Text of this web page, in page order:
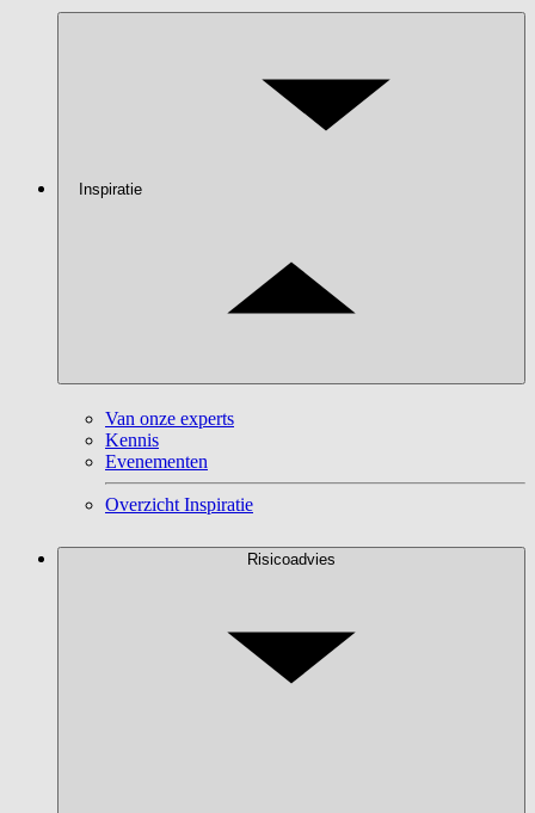
Inspiratie
Van onze experts
Kennis
Evenementen
Overzicht Inspiratie
Risicoadvies